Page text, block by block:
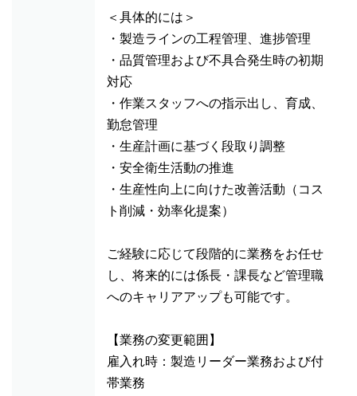
＜具体的には＞
・製造ラインの工程管理、進捗管理
・品質管理および不具合発生時の初期
対応
・作業スタッフへの指示出し、育成、
勤怠管理
・生産計画に基づく段取り調整
・安全衛生活動の推進
・生産性向上に向けた改善活動（コス
ト削減・効率化提案）
ご経験に応じて段階的に業務をお任せ
し、将来的には係長・課長など管理職
へのキャリアアップも可能です。
【業務の変更範囲】
雇入れ時：製造リーダー業務および付
帯業務